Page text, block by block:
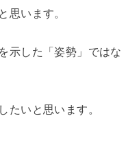
思います。
示した「姿勢」ではな
たいと思います。